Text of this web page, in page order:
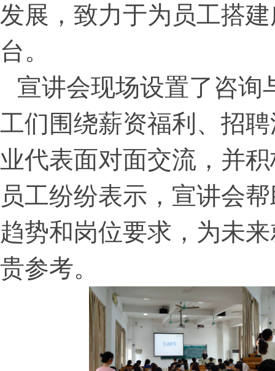
发展，致力于为员工搭
台。
宣讲会现场设置了咨询
工们围绕薪资福利、招
业代表面对面交流，并
员工纷纷表示，宣讲会
趋势和岗位要求，为未
贵参考。